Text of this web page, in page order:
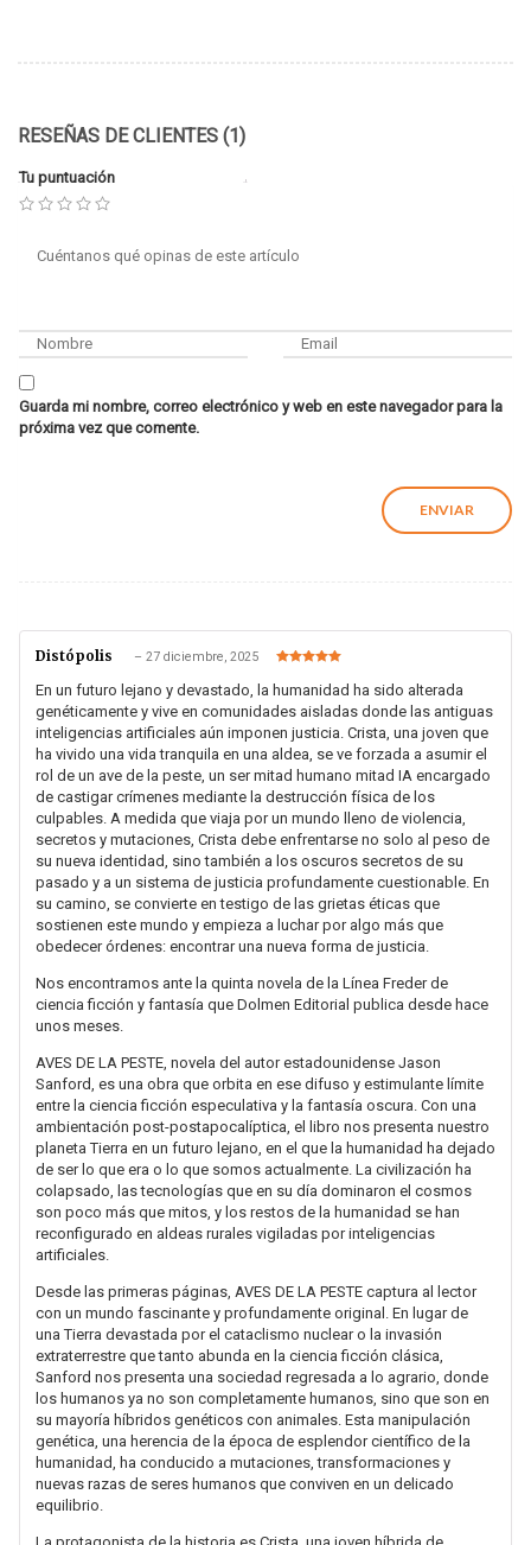
RESEÑAS DE CLIENTES (1)
Tu puntuación
Guarda mi nombre, correo electrónico y web en este navegador para la
próxima vez que comente.
Distópolis – 27 diciembre, 2025
de 5
En un futuro lejano y devastado, la humanidad ha sido alterada
genéticamente y vive en comunidades aisladas donde las antiguas
inteligencias artificiales aún imponen justicia. Crista, una joven que
ha vivido una vida tranquila en una aldea, se ve forzada a asumir el
rol de un ave de la peste, un ser mitad humano mitad IA encargado
de castigar crímenes mediante la destrucción física de los
culpables. A medida que viaja por un mundo lleno de violencia,
secretos y mutaciones, Crista debe enfrentarse no solo al peso de
su nueva identidad, sino también a los oscuros secretos de su
pasado y a un sistema de justicia profundamente cuestionable. En
su camino, se convierte en testigo de las grietas éticas que
sostienen este mundo y empieza a luchar por algo más que
obedecer órdenes: encontrar una nueva forma de justicia.
Nos encontramos ante la quinta novela de la Línea Freder de
ciencia ficción y fantasía que Dolmen Editorial publica desde hace
unos meses.
AVES DE LA PESTE, novela del autor estadounidense Jason
Sanford, es una obra que orbita en ese difuso y estimulante límite
entre la ciencia ficción especulativa y la fantasía oscura. Con una
ambientación post-postapocalíptica, el libro nos presenta nuestro
planeta Tierra en un futuro lejano, en el que la humanidad ha dejado
de ser lo que era o lo que somos actualmente. La civilización ha
colapsado, las tecnologías que en su día dominaron el cosmos
son poco más que mitos, y los restos de la humanidad se han
reconfigurado en aldeas rurales vigiladas por inteligencias
artificiales.
Desde las primeras páginas, AVES DE LA PESTE captura al lector
con un mundo fascinante y profundamente original. En lugar de
una Tierra devastada por el cataclismo nuclear o la invasión
extraterrestre que tanto abunda en la ciencia ficción clásica,
Sanford nos presenta una sociedad regresada a lo agrario, donde
los humanos ya no son completamente humanos, sino que son en
su mayoría híbridos genéticos con animales. Esta manipulación
genética, una herencia de la época de esplendor científico de la
humanidad, ha conducido a mutaciones, transformaciones y
nuevas razas de seres humanos que conviven en un delicado
equilibrio.